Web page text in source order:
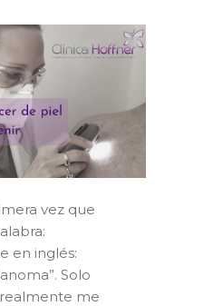
vez que
en inglés:
Solo
me